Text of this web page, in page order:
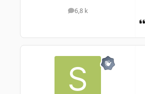
6,8 k
messages